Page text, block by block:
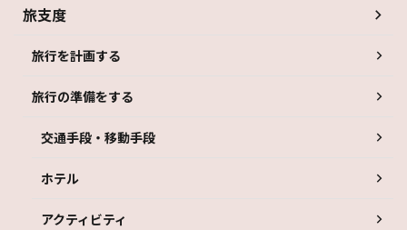
旅支度
旅行を計画する
旅行の準備をする
交通手段・移動手段
ホテル
アクティビティ